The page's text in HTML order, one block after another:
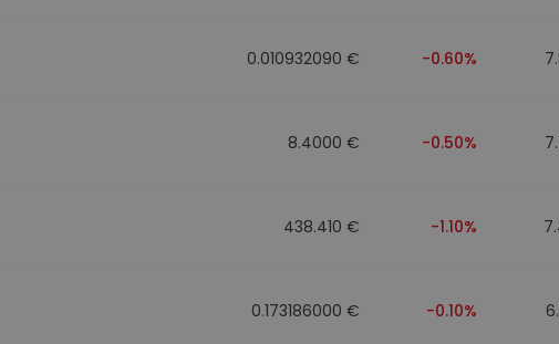
0.010932090 € -0.60%
8.4000 € -0.50%
438.410 € -1.10%
0.173186000 € -0.10%